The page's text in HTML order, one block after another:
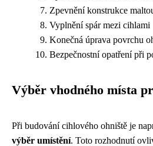
Zpevnění konstrukce
Vyplnění spár mezi cihlami
Konečná úprava povrchu
Bezpečnostní opatření při
Výběr vhodného místa
Při budování cihlového ohniště je
výběr umístění. Toto rozhodnutí